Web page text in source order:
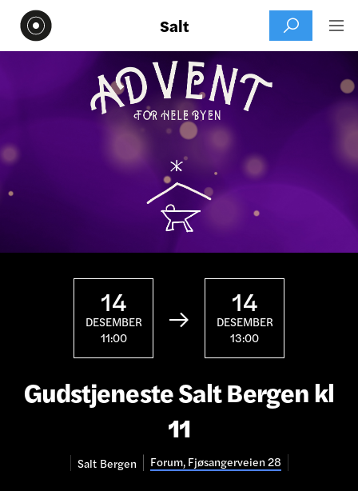
Salt  
14
DESEMBER
11:00

14
DESEMBER
13:00
Gudstjeneste Salt Bergen kl
11
Salt Bergen Forum, Fjøsangerveien 28